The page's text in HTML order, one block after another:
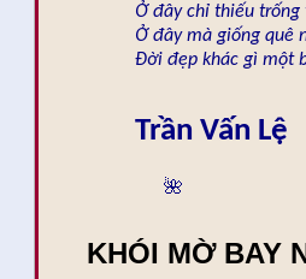
Ở đây chỉ thiếu
Ở đây mà giống quê
Đời đẹp khác gì một
Trần Vấn Lệ
🌺
KHÓI MỜ BAY